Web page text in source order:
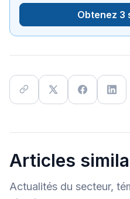
Obtenez 3
Articles
Actualités du secteur,